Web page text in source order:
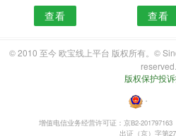
查看 查看
© 2010 至今 欧宝线上平台 版权所有。©
reserved.
版权保护投
・
增值电信业务经营许可证：京B2-201797163
出证（京）字第